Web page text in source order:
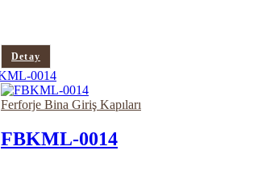
Detay
Ferforje Bina Giriş Kapıları
FBKML-0014